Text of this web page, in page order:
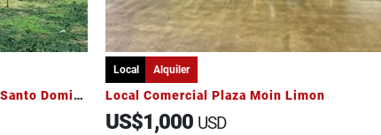
Venta de terreno en San Miguel de Santo Domingo de Heredia
Local Alquiler
Local Comercial Plaza Moin Limon
US$1,000 USD